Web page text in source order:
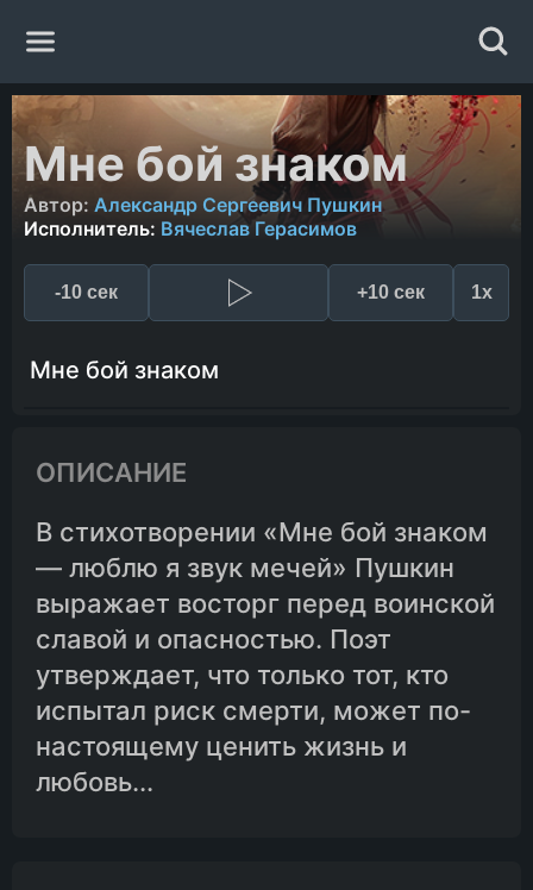
Главная
Жанры
Авторы
Исполнители
Мне бой знаком
Автор: Александр Сергеевич Пушкин
Исполнитель: Вячеслав Герасимов
-10 сек +10 сек 1x
Мне бой знаком
ОПИСАНИЕ
В стихотворении «Мне бой знаком
— люблю я звук мечей» Пушкин
выражает восторг перед воинской
славой и опасностью. Поэт
утверждает, что только тот, кто
испытал риск смерти, может по-
настоящему ценить жизнь и
любовь...